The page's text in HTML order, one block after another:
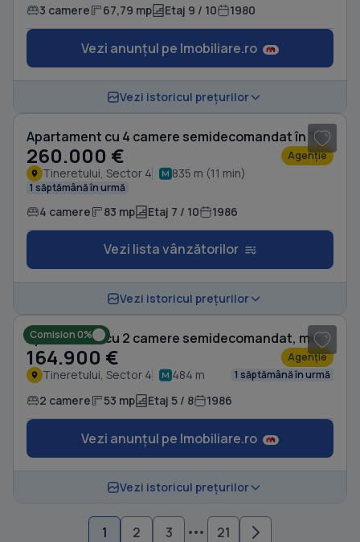
3 camere 67,79 mp Etaj 9 / 10 1980
Vezi anunțul pe Imobiliare.ro
Vezi istoricul prețurilor
Apartament cu 4 camere semidecomandat în Tineretului
260.000 € Agenție
Tineretului, Sector 4 835 m (11 min)
1 săptămână în urmă
4 camere 83 mp Etaj 7 / 10 1986
Vezi lista vânzătorilor
Vezi istoricul prețurilor
Comision 0% Apartament cu 2 camere semidecomandat, mobilat în Tineretului
164.900 € Agenție
Tineretului, Sector 4 484 m 1 săptămână în urmă
2 camere 53 mp Etaj 5 / 8 1986
Vezi anunțul pe Imobiliare.ro
Vezi istoricul prețurilor
1 2 3 21